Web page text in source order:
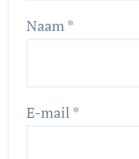
Naam*
E-mail *